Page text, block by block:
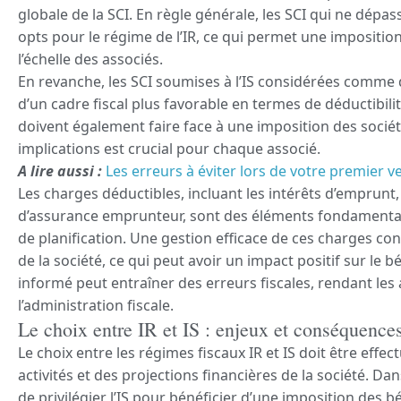
globale de la SCI. En règle générale, les SCI qui ne
opts pour le régime de l’IR, ce qui permet une
l’échelle des associés.
En revanche, les SCI soumises à l’IS considérées
d’un cadre fiscal plus favorable en termes de
doivent également faire face à une imposition des
implications est crucial pour chaque associé.
A lire aussi : Les erreurs à éviter lors de votre premier
Les charges déductibles, incluant les intérêts
d’assurance emprunteur, sont des éléments
de planification. Une gestion efficace de ces charges
de la société, ce qui peut avoir un impact positif sur le
informé peut entraîner des erreurs fiscales, rendant les
l’administration fiscale.
Le choix entre IR et IS : enjeux et
Le choix entre les régimes fiscaux IR et IS doit être
activités et des projections financières de la société.
de privilégier l’IS pour bénéficier d’une imposition des